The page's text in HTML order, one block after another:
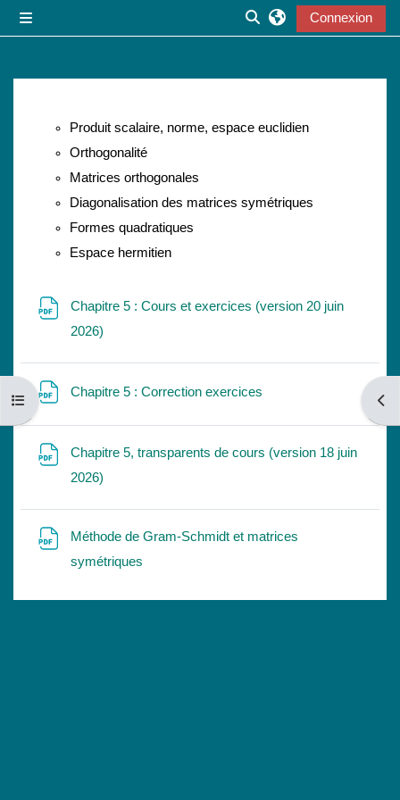
Activer/désactiver la
Connexion
Ouvrir l’index du cours
Produit scalaire, norme, espace euclidien
Orthogonalité
Matrices orthogonales
Diagonalisation des matrices symétriques
Formes quadratiques
Espace hermitien
Chapitre 5 : Cours et exercices (version 20 juin
2026)
Chapitre 5 : Correction exercices
Chapitre 5, transparents de cours (version 18 juin
2026)
Méthode de Gram-Schmidt et matrices
symétriques